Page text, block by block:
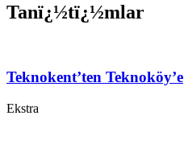
Tanï¿½tï¿½mlar
Teknokent’ten Teknoköy’e
Ekstra